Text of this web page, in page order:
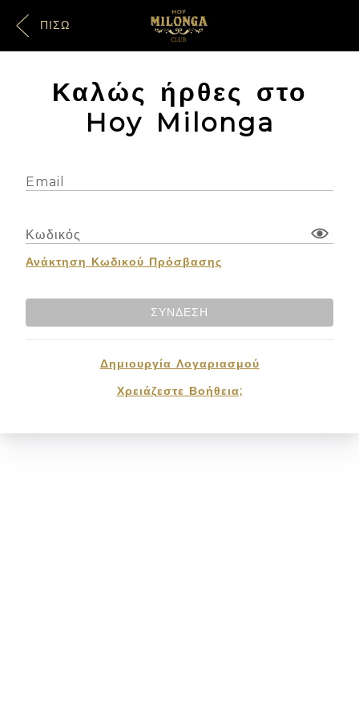
ΠΊΣΩ
Καλώς ήρθες στο
Hoy Milonga
Email
Κωδικός
Ανάκτηση Κωδικού Πρόσβασης
ΣΎΝΔΕΣΗ
Δημιουργία Λογαριασμού
Χρειάζεστε Βοήθεια;